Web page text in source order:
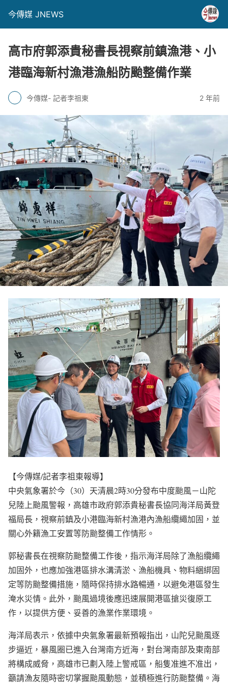
今傳媒 JNEWS
高市府郭添貴秘書長視察前鎮漁港、小
港臨海新村漁港漁船防颱整備作業
今傳媒- 記者李祖東 2 年前
【今傳媒/記者李祖東報導】
中央氣象署於今（30）天清晨2時30分發布中度颱風－山陀
兒陸上颱風警報，高雄市政府郭添貴秘書長協同海洋局黃登
福局長，視察前鎮及小港臨海新村漁港內漁船纜繩加固，並
關心外籍漁工安置等防颱整備工作情形。
郭秘書長在視察防颱整備工作後，指示海洋局除了漁船纜繩
加固外，也應加強港區排水溝清淤、漁船機具、物料綑綁固
定等防颱整備措施，隨時保持排水路暢通，以避免港區發生
淹水災情。此外，颱風過境後應迅速展開港區搶災復原工
作，以提供方便、妥善的漁業作業環境。
海洋局表示，依據中央氣象署最新預報指出，山陀兒颱風逐
步逼近，暴風圈已進入台灣南方近海，對台灣南部及東南部
將構成威脅，高雄市已劃入陸上警戒區，船隻准進不准出，
籲請漁友隨時密切掌握颱風動態，並積極進行防颱整備。海